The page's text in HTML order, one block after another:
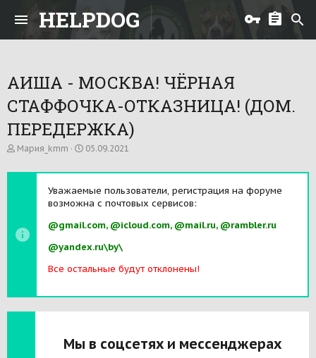
HELPDOG
АИША - МОСКВА! ЧЁРНАЯ
СТАФФОЧКА-ОТКАЗНИЦА! (ДОМ.
ПЕРЕДЕРЖКА)
А
т
м
ы
Мария_kmm
Д
т
н
а
а
а
05.09.2021
Уважаемые пользователи, регистрация на форуме
возможна с почтовых сервисов:
@gmail.com, @icloud.com, @mail.ru, @rambler.ru
@yandex.ru\by\
Все остальные будут отклонены!
Мы в соцсетях и мессенджерах